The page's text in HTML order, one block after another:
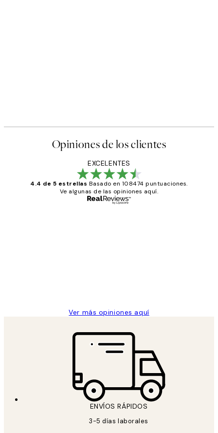
Opiniones de los clientes
EXCELENTES
4.4 de 5 estrellas Basado en 108474 puntuaciones.
Ve algunas de las opiniones aquí.
Ver más opiniones aquí
ENVÍOS RÁPIDOS
3-5 días laborales